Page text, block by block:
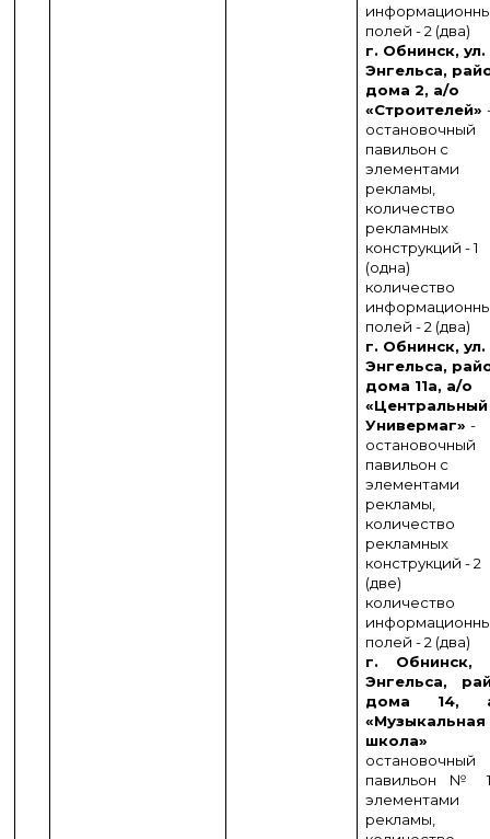
полей - 2 (два)
г. Обнинск, ул.
Энгельса,
дома 2, а/о
«Строителей»
остановочный
павильон с
элементами
рекламы,
количество
рекламных
конструкций - 1
(одна)
количество
полей - 2 (два)
г. Обнинск, ул.
Энгельса,
дома 11а, а/о
«Центральный
Универмаг»-
остановочный
павильон с
элементами
рекламы,
количество
рекламных
конструкций - 2
(две)
количество
полей - 2 (два)
г. Обнинск,
Энгельса,
дома 14,
«Музыкальная
школа»
остановочный
павильон №
элементами
рекламы,